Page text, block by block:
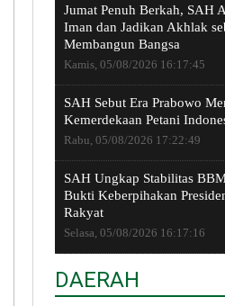
Jumat Penuh Berkah, SAH
Iman dan Jadikan Akhlak
Membangun Bangsa
Kamis, 05/08/2026 16:17:45
SAH Sebut Era Prabowo
Kemerdekaan Petani
Rabu, 05/08/2026 17:22:49
SAH Ungkap Stabilitas
Bukti Keberpihakan
Rakyat
Selasa, 05/08/2026 16:17:16
DAERAH